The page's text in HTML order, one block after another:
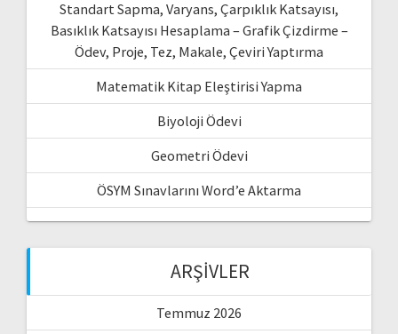
Standart Sapma, Varyans, Çarpıklık Katsayısı,
Basıklık Katsayısı Hesaplama – Grafik Çizdirme –
Ödev, Proje, Tez, Makale, Çeviri Yaptırma
Matematik Kitap Eleştirisi Yapma
Biyoloji Ödevi
Geometri Ödevi
ÖSYM Sınavlarını Word’e Aktarma
ARŞIVLER
Temmuz 2026